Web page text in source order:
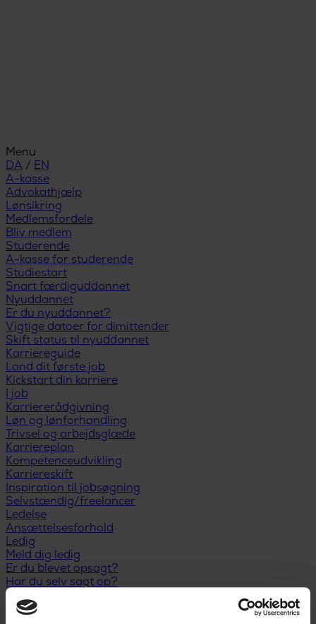
Menu
DA / EN
A-kasse
Advokathjælp
Lønsikring
Medlemsfordele
Bliv medlem
Studerende
A-kasse for studerende
Studiestart
Snart færdiguddannet
Nyuddannet
Er du nyuddannet?
Vigtige datoer for dimittender
Skift status til nyuddannet
Karriereguide
Land dit første job
Kickstart din karriere
I job
Karriererådgivning
Løn og lønforhandling
Trivsel og arbejdsglæde
Karriereplan
Kompetenceudvikling
Karriereskift
Inspiration til jobsøgning
Selvstændig/freelancer
Ledelse
Ansættelsesforhold
Ledig
Meld dig ledig
Er du blevet opsagt?
Har du selv sagt op?
Dagpengeregler
Dagpengeberegner